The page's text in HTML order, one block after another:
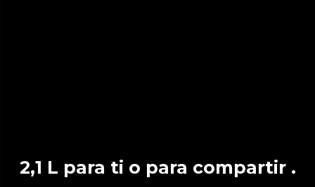
2,1 L para ti o para compartir .